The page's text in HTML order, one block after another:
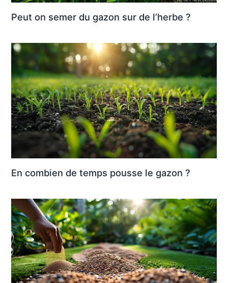
Peut on semer du gazon sur de l’herbe ?
En combien de temps pousse le gazon ?